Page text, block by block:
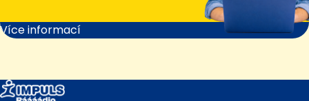
Více informací